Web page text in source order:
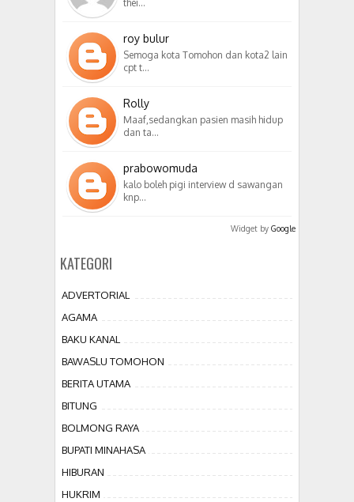
thei…
roy bulur
Semoga kota Tomohon dan kota2 lain
cpt t…
Rolly
Maaf,sedangkan pasien masih hidup
dan ta…
prabowomuda
kalo boleh pigi interview d sawangan
knp…
Widget by Google
KATEGORI
ADVERTORIAL
AGAMA
BAKU KANAL
BAWASLU TOMOHON
BERITA UTAMA
BITUNG
BOLMONG RAYA
BUPATI MINAHASA
HIBURAN
HUKRIM